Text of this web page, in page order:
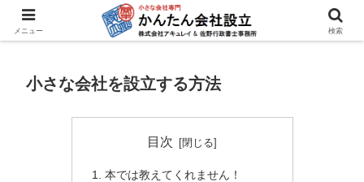
登記書類作成システム
小さな会社を設立する方法
目次
本では教えてくれません！
メニュー 検索